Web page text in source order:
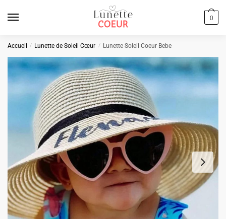
0
Accueil / Lunette de Soleil Cœur / Lunette Soleil Coeur Bebe